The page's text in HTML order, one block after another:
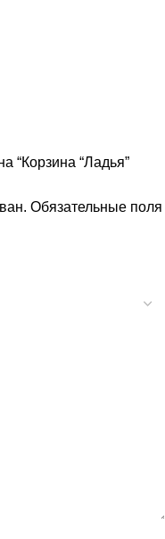
“Корзина “Ладья”
Обязательные поля